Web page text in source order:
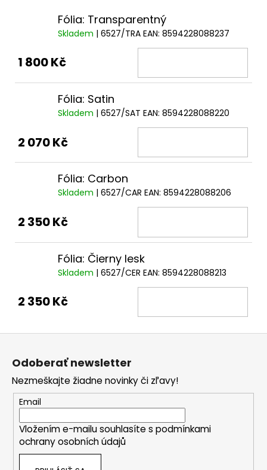
Fólia: Transparentný
Skladem | 6527/TRA EAN: 8594228088237
1 800 Kč
Fólia: Satin
Skladem | 6527/SAT EAN: 8594228088220
2 070 Kč
Fólia: Carbon
Skladem | 6527/CAR EAN: 8594228088206
2 350 Kč
Fólia: Čierny lesk
Skladem | 6527/CER EAN: 8594228088213
2 350 Kč
Odoberať newsletter
Nezmeškajte žiadne novinky či zľavy!
Email
Vložením e-mailu souhlasíte s podmínkami
ochrany osobních údajů